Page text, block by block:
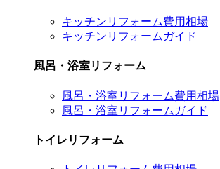
キッチンリフォーム費用相場
キッチンリフォームガイド
風呂・浴室リフォーム
風呂・浴室リフォーム費用相場
風呂・浴室リフォームガイド
トイレリフォーム